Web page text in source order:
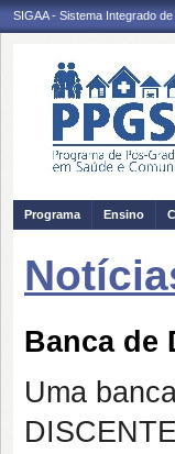
SIGAA - Sistema Integrado
Programa Ensino
Banca de
Uma